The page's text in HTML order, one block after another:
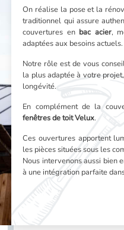
On réalise la pose et la
traditionnel qui assure
couvertures en bac acier,
adaptées aux besoins actuels.
Notre rôle est de vous
la plus adaptée à votre
longévité.
En complément de la
fenêtres de toit Velux.
Ces ouvertures apportent
les pièces situées sous les
Nous intervenons aussi bien
à une intégration parfaite